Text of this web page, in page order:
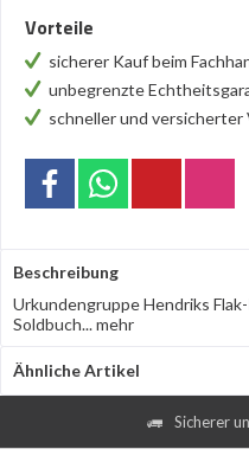
Vorteile
sicherer Kauf beim
unbegrenzte
schneller und versicherter
Beschreibung
Urkundengruppe Hendriks
Soldbuch...mehr
Ähnliche Artikel
Sicherer